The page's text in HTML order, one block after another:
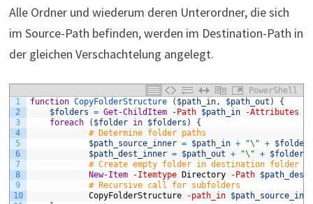
Alle Ordner und wiederum deren Unterordner, die sich
im Source-Path befinden, werden im Destination-Path in
der gleichen Verschachtelung angelegt.
PowerShell
1
2
3
4
5
6
7
8
9
10
function CopyFolderStructure ( $path_in, $path_out )
{
$folders = Get-ChildItem -Path $path_in -Attributes
foreach
( $folder in $folders )
{
# Determine folder paths
$path_source_inner = $path_in + "\" + $folder
$path_dest_inner = $path_out + "\" + $folder
# Create empty folder in destination folder
New-Item
-Itemtype Directory -Path
# Recursive call for subfolders
CopyFolderStructure
-path_in